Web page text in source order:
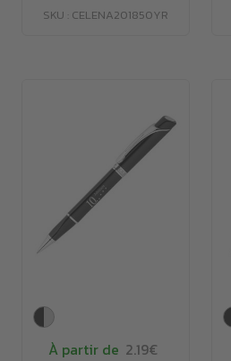
SKU : CELENA201850YR
À partir de 2.19€